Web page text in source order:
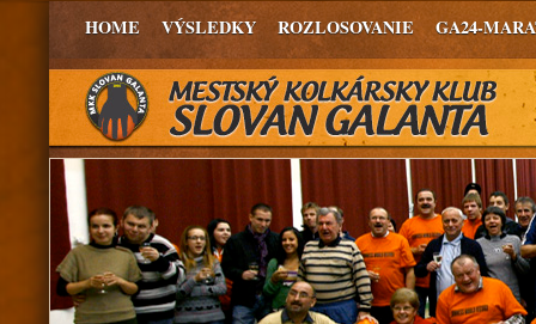
HOME VÝSLEDKY ROZLOSOVANIE GA24-